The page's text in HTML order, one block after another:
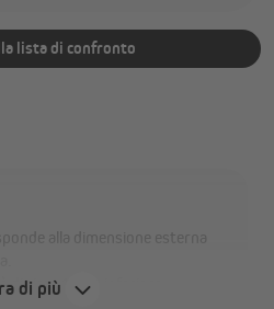
lista di confronto
alla dimensione esterna
di circa 11 cm inferiore.
di più